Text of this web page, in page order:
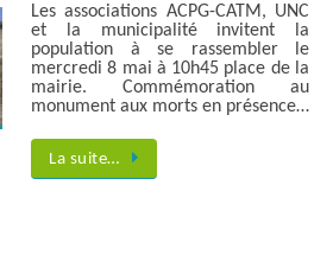
Les associations ACPG-CATM, UNC
et la municipalité invitent la
population à se rassembler le
mercredi 8 mai à 10h45 place de la
mairie. Commémoration au
monument aux morts en présence…
La suite…